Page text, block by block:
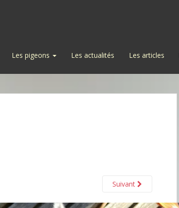
Les pigeons Les actualités Les articles
Suivant